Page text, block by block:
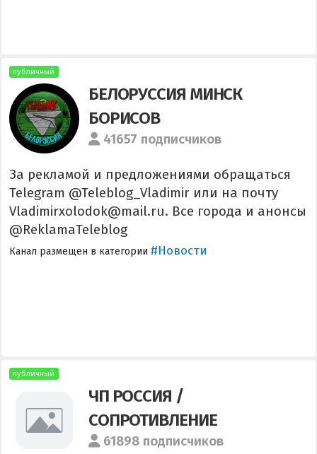
публичный
БЕЛОРУССИЯ МИНСК
БОРИСОВ
41657 подписчиков
За рекламой и предложениями обращаться
Telegram @Teleblog_Vladimir или на почту
Vladimirxolodok@mail.ru. Все города и анонсы
@ReklamaTeleblog
Канал размещен в категории #Новости
публичный
ЧП РОССИЯ /
СОПРОТИВЛЕНИЕ
61898 подписчиков